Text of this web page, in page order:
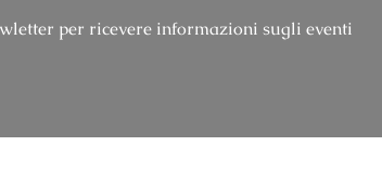
per ricevere informazioni sugli eventi